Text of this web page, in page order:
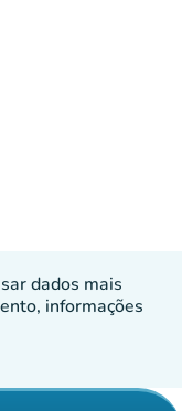
dados mais
informações